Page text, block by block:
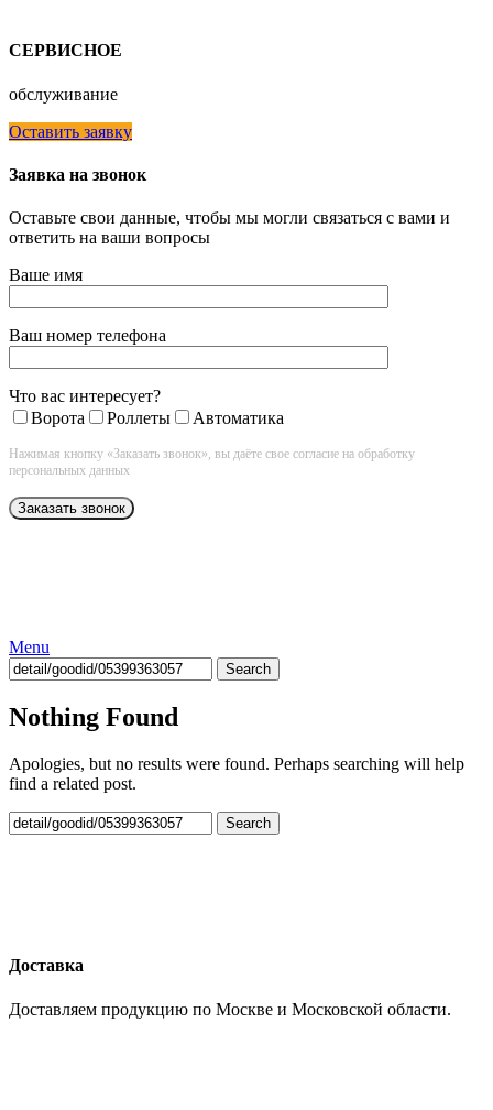
СЕРВИСНОЕ
обслуживание
Оставить заявку
Заявка на звонок
Оставьте свои данные, чтобы мы могли связаться с вами и
ответить на ваши вопросы
Ваше имя
Ваш номер телефона
Что вас интересует?
Ворота
Роллеты Автоматика
Нажимая кнопку «Заказать звонок», вы даёте свое согласие на обработку
персональных данных
Menu
Search
Nothing Found
Apologies, but no results were found. Perhaps searching will help
find a related post.
Search
Доставка
Доставляем продукцию по Москве и Московской области.